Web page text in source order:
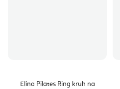
Elina Pilates Ring kruh na